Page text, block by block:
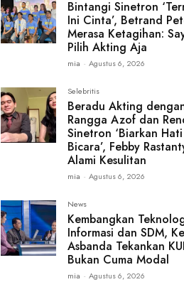
Bintangi Sinetron
Ini Cinta’, Betrand
Merasa Ketagihan:
Pilih Akting Aja
mia - Agustus 6, 2026
Selebritis
Beradu Akting
Rangga Azof dan
Sinetron ‘Biarkan Hati
Bicara’, Febby
Alami Kesulitan
mia - Agustus 6, 2026
News
Kembangkan
Informasi dan SDM,
Asbanda Tekankan
Bukan Cuma Modal
mia - Agustus 6, 2026